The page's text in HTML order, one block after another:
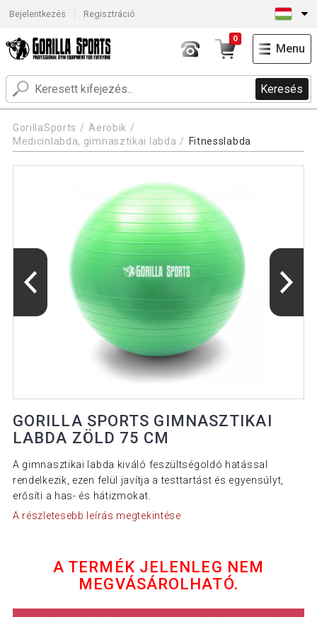
Bejelentkezés Regisztráció
Keresés
0
Menu
GorillaSports
Aerobik
Medicinlabda, gimnasztikai labda
Fitnesslabda
GORILLA SPORTS GIMNASZTIKAI
LABDA ZÖLD 75 CM
A gimnasztikai labda kiváló feszültségoldó hatással
rendelkezik, ezen felül javítja a testtartást és egyensúlyt,
erősíti a has- és hátizmokat.
A részletesebb leírás megtekintése
A TERMÉK JELENLEG NEM
MEGVÁSÁROLHATÓ.